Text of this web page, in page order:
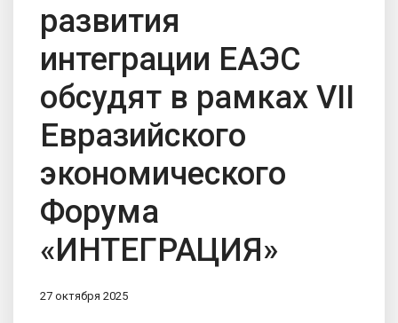
развития
интеграции ЕАЭС
обсудят в рамках VII
Евразийского
экономического
Форума
«ИНТЕГРАЦИЯ»
27 октября 2025